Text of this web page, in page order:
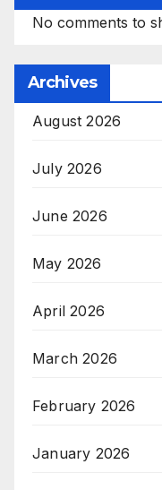
No comments to
Archives
August 2026
July 2026
June 2026
May 2026
April 2026
March 2026
February 2026
January 2026